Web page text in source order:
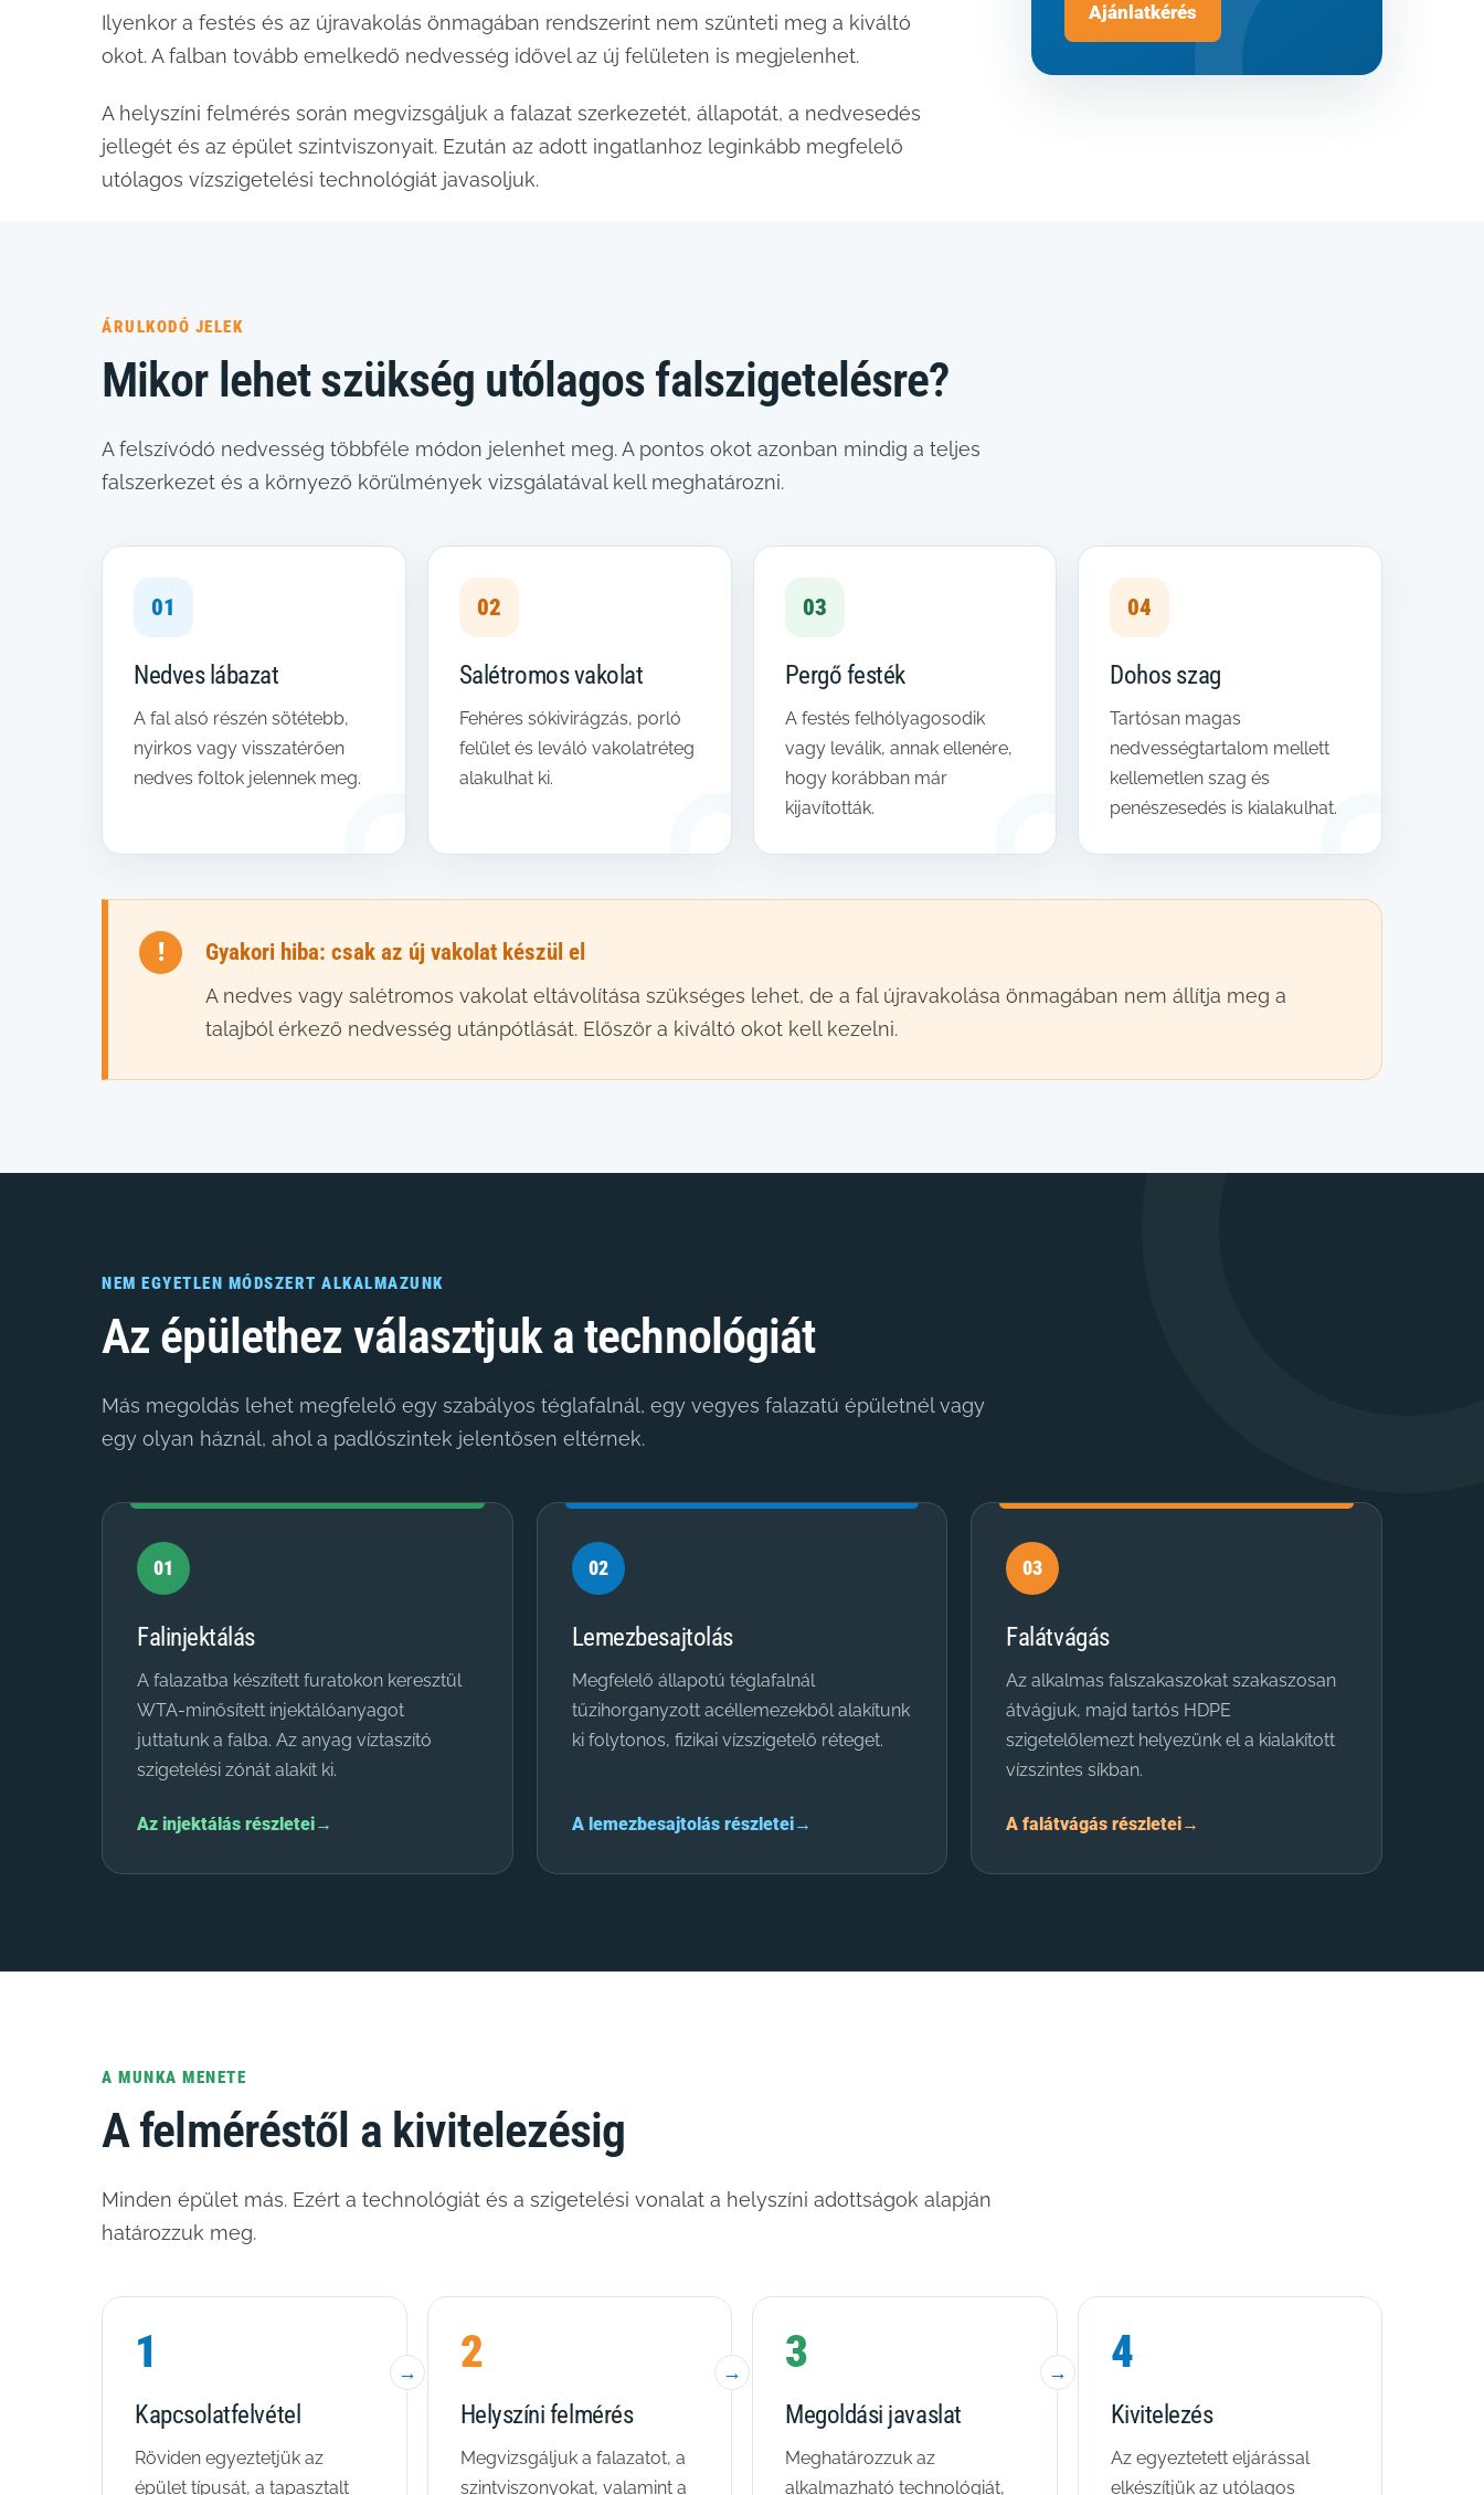
Ilyenkor a festés és az újravakolás önmagában rendszerint nem szünteti meg a kiváltó
okot. A falban tovább emelkedő nedvesség idővel az új felületen is megjelenhet.
A helyszíni felmérés során megvizsgáljuk a falazat szerkezetét, állapotát, a nedvesedés
jellegét és az épület szintviszonyait. Ezután az adott ingatlanhoz leginkább megfelelő
utólagos vízszigetelési technológiát javasoljuk.
Ajánlatkérés
ÁRULKODÓ JELEK
Mikor lehet szükség utólagos falszigetelésre?
A felszívódó nedvesség többféle módon jelenhet meg. A pontos okot azonban mindig a teljes
falszerkezet és a környező körülmények vizsgálatával kell meghatározni.
01
Nedves lábazat
A fal alsó részén sötétebb,
nyirkos vagy visszatérően
nedves foltok jelennek meg.
02
Salétromos vakolat
Fehéres sókivirágzás, porló
felület és leváló vakolatréteg
alakulhat ki.
03
Pergő festék
A festés felhólyagosodik
vagy leválik, annak ellenére,
hogy korábban már
kijavították.
04
Dohos szag
Tartósan magas
nedvességtartalom mellett
kellemetlen szag és
penészesedés is kialakulhat.
Gyakori hiba: csak az új vakolat készül el
A nedves vagy salétromos vakolat eltávolítása szükséges lehet, de a fal újravakolása önmagában nem állítja meg a
talajból érkező nedvesség utánpótlását. Először a kiváltó okot kell kezelni.
NEM EGYETLEN MÓDSZERT ALKALMAZUNK
Az épülethez választjuk a technológiát
Más megoldás lehet megfelelő egy szabályos téglafalnál, egy vegyes falazatú épületnél vagy
egy olyan háznál, ahol a padlószintek jelentősen eltérnek.
01
Falinjektálás
A falazatba készített furatokon keresztül
WTA-minősített injektálóanyagot
juttatunk a falba. Az anyag víztaszító
szigetelési zónát alakít ki.
Az injektálás részletei
02
Lemezbesajtolás
Megfelelő állapotú téglafalnál
tűzihorganyzott acéllemezekből alakítunk
ki folytonos, fizikai vízszigetelő réteget.
A lemezbesajtolás részletei
03
Falátvágás
Az alkalmas falszakaszokat szakaszosan
átvágjuk, majd tartós HDPE
szigetelőlemezt helyezünk el a kialakított
vízszintes síkban.
A falátvágás részletei
A MUNKA MENETE
A felméréstől a kivitelezésig
Minden épület más. Ezért a technológiát és a szigetelési vonalat a helyszíni adottságok alapján
határozzuk meg.
1
Kapcsolatfelvétel
Röviden egyeztetjük az
épület típusát, a tapasztalt
2
Helyszíni felmérés
Megvizsgáljuk a falazatot, a
szintviszonyokat, valamint a
3
Megoldási javaslat
Meghatározzuk az
alkalmazható technológiát,
4
Kivitelezés
Az egyeztetett eljárással
elkészítjük az utólagos